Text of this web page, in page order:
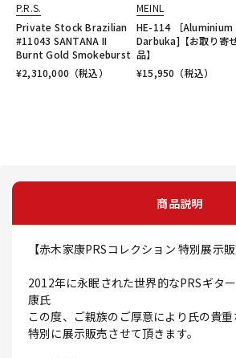
P.R.S.
Private Stock Brazilian
#11043 SANTANA II
Burnt Gold Smokeburst
¥2,310,000 （税込）
MEINL
HE-114 ［Aluminium
Darbuka]【お取り寄
品】
¥15,950 （税込）
商品説明
【赤木家康PRSコレクション 特別展示販
2012年に永眠された世界的なPRSギタ
康氏
この度、ご親族のご厚意により氏の貴
特別に展示販売させて頂きます。